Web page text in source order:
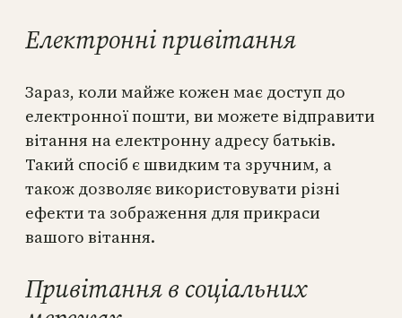
Електронні привітання
Зараз, коли майже кожен має доступ до
електронної пошти, ви можете відправити
вітання на електронну адресу батьків.
Такий спосіб є швидким та зручним, а
також дозволяє використовувати різні
ефекти та зображення для прикраси
вашого вітання.
Привітання в соціальних